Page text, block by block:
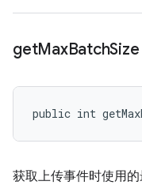
getMaxBatchSize
public int
获取上传事件时使用的